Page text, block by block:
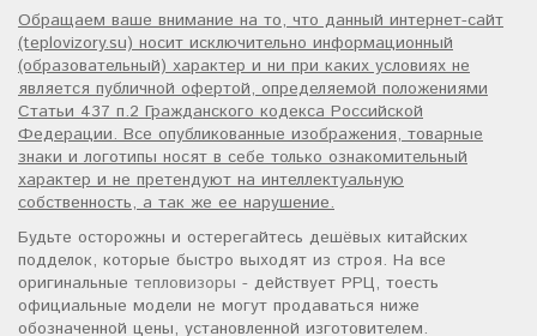
Обращаем ваше внимание на то, что данный интернет-сайт
(teplovizory.su) носит исключительно информационный
(образовательный) характер и ни при каких условиях не
является публичной офертой, определяемой положениями
Статьи 437 п.2 Гражданского кодекса Российской
Федерации. Все опубликованные изображения, товарные
знаки и логотипы носят в себе только ознакомительный
характер и не претендуют на интеллектуальную
собственность, а так же ее нарушение.
Будьте осторожны и остерегайтесь дешёвых китайских
подделок, которые быстро выходят из строя. На все
оригинальные тепловизоры - действует РРЦ, тоесть
официальные модели не могут продаваться ниже
обозначенной цены, установленной изготовителем.